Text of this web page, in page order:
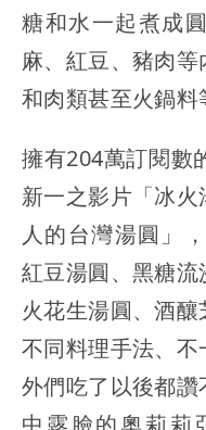
糖和水一起煮成
麻、紅豆、豬肉
和肉類甚至火鍋料
擁有204萬訂閱數
新一之影片「冰
人的台灣湯圓」
紅豆湯圓、黑糖
火花生湯圓、酒釀
不同料理手法、
外們吃了以後都
中露臉的奧莉莉